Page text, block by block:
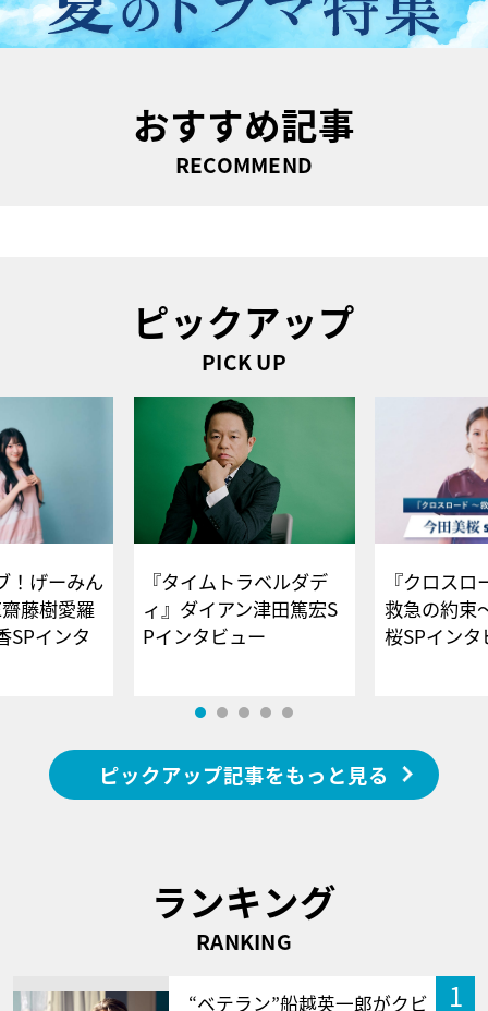
おすすめ記事
RECOMMEND
ピックアップ
PICK UP
！げーみん
藤樹愛羅
SPインタ
『タイムトラベルダデ
ィ』ダイアン津田篤宏S
Pインタビュー
『クロス
救急の約束
桜SPイ
ピックアップ記事をもっと見る
ランキング
RANKING
1
“ベテラン”船越英一郎がクビ